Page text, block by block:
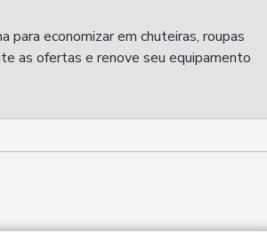
para economizar em chuteiras, roupas
as ofertas e renove seu equipamento